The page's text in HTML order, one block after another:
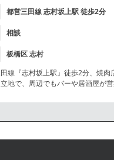
都営三田線志村坂上駅徒歩2分
相談
板橋区志村
田線『志村坂上駅』徒歩2分、焼
地で、周辺でもバーや居酒屋が